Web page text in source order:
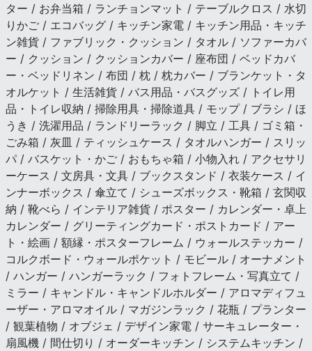
ター / お弁当箱 / ランチョンマット / テーブルクロス / 水切
りかご / エコバッグ / キッチン家電 / キッチン用品・キッチ
ン雑貨 / ファブリック・クッション / タオル / ソファーカバ
ー / クッション / クッションカバー / 座布団 / ベッドカバ
ー・ベッドリネン / 布団 / 枕 / 枕カバー / ブランケット・タ
オルケット / 生活雑貨 / バス用品・バスグッズ / トイレ用
品・トイレ収納 / 掃除用具・掃除道具 / モップ / ブラシ / ほ
うき / 洗濯用品 / ランドリーラック / 脚立 / 工具 / ゴミ箱・
ごみ箱 / 灰皿 / ティッシュケース / タオルハンガー / スリッ
パ / バスケット・かご / おもちゃ箱 / 小物入れ / アクセサリ
ーケース / 文房具・文具 / ブックスタンド / 衣装ケース / イ
ンナーボックス / 傘立て / シューズボックス・靴箱 / 玄関収
納 / 靴べら / インテリア雑貨 / ポスター / カレンダー・卓上
カレンダー / グリーティングカード・ポストカード / アー
ト・絵画 / 額縁・ポスターフレーム / ウォールステッカー /
コルクボード・ウォールポケット / モビール / オーナメント
/ ハンガー / ハンガーラック / フォトフレーム・写真立て /
ミラー / キャンドル・キャンドルホルダー / アロマディフュ
ーザー・アロマオイル / マガジンラック / 花瓶 / プランター
/ 観葉植物 / オブジェ / デザイン家電 / サーキュレーター・
扇風機 / 間仕切り / オーダーキッチン / システムキッチン /